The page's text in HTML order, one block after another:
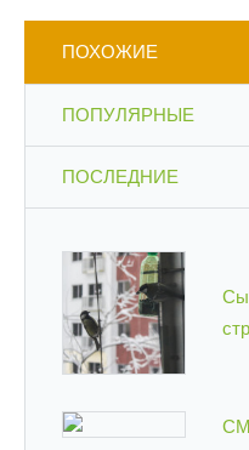
ПОХОЖИЕ
ПОПУЛЯРНЫЕ
ПОСЛЕДНИЕ